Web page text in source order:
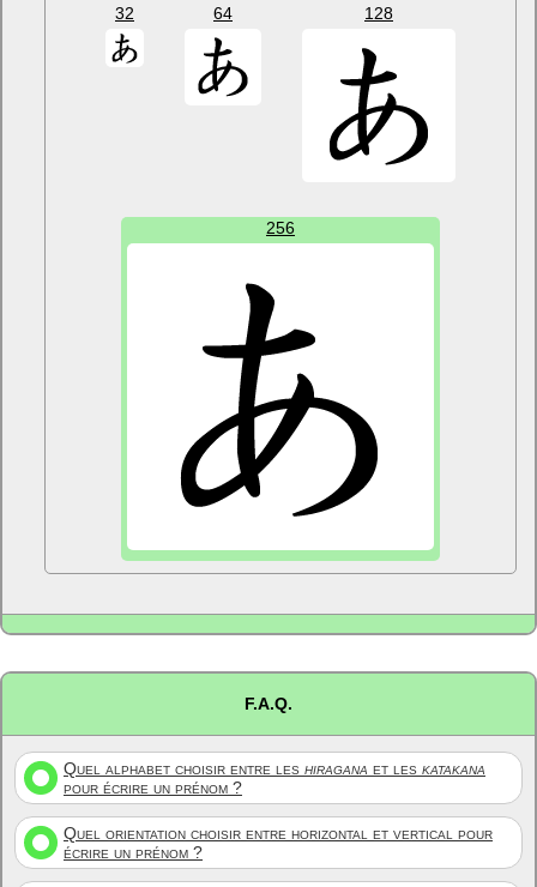
32 64 128
256
F.A.Q.
Quel alphabet choisir entre les hiragana et les katakana
pour écrire un prénom ?
Quel orientation choisir entre horizontal et vertical pour
écrire un prénom ?